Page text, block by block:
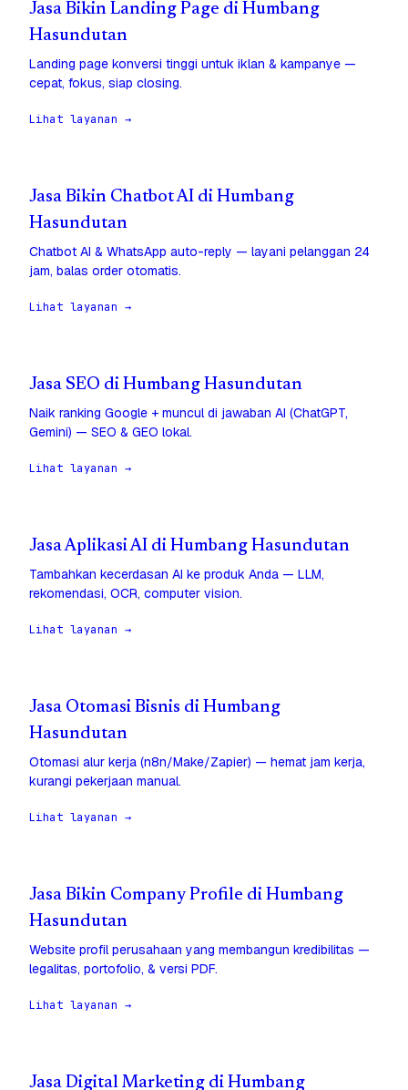
Jasa Bikin Landing Page di Humbang
Hasundutan
Landing page konversi tinggi untuk iklan & kampanye —
cepat, fokus, siap closing.
Lihat layanan →
Jasa Bikin Chatbot AI di Humbang
Hasundutan
Chatbot AI & WhatsApp auto-reply — layani pelanggan 24
jam, balas order otomatis.
Lihat layanan →
Jasa SEO di Humbang Hasundutan
Naik ranking Google + muncul di jawaban AI (ChatGPT,
Gemini) — SEO & GEO lokal.
Lihat layanan →
Jasa Aplikasi AI di Humbang Hasundutan
Tambahkan kecerdasan AI ke produk Anda — LLM,
rekomendasi, OCR, computer vision.
Lihat layanan →
Jasa Otomasi Bisnis di Humbang
Hasundutan
Otomasi alur kerja (n8n/Make/Zapier) — hemat jam kerja,
kurangi pekerjaan manual.
Lihat layanan →
Jasa Bikin Company Profile di Humbang
Hasundutan
Website profil perusahaan yang membangun kredibilitas —
legalitas, portofolio, & versi PDF.
Lihat layanan →
Jasa Digital Marketing di Humbang